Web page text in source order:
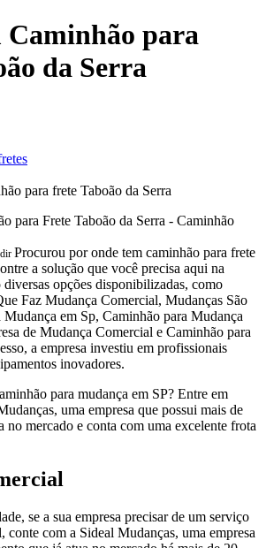
Caminhão para
da Serra
para frete Taboão da Serra
Procurou por onde tem caminhão para frete
a solução que você precisa aqui na
diversas opções disponibilizadas, como
Faz Mudança Comercial, Mudanças São
em Sp, Caminhão para Mudança
de Mudança Comercial e Caminhão para
a empresa investiu em profissionais
inovadores.
para mudança em SP? Entre em
uma empresa que possui mais de
no mercado e conta com uma excelente frota
se a sua empresa precisar de um serviço
conte com a Sideal Mudanças, uma empresa